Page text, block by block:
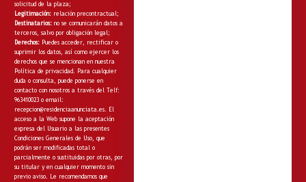
solicitud de la plaza;
Legitimación: relación precontractual;
Destinatarios: no se comunicarán datos a
terceros, salvo por obligación legal;
Derechos: Puedes acceder, rectificar o
suprimir los datos, así como ejercer los
derechos que se mencionan en nuestra
Política de privacidad . Para cualquier
duda o consulta, puede ponerse en
contacto con nosotros a través del Telf:
963410023 o email:
recepcion@residenciaanunciata.es. El
acceso a la Web supone la aceptación
expresa del Usuario a las presentes
Condiciones Generales de Uso, que
podrán ser modificadas total o
parcialmente o sustituidas por otras, por
su titular y en cualquier momento sin
previo aviso. Le recomendamos que